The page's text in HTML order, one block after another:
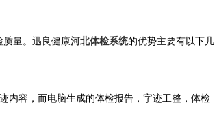
量。迅良健康河北体检系统的优势主要有以下几
内容，而电脑生成的体检报告，字迹工整，体检